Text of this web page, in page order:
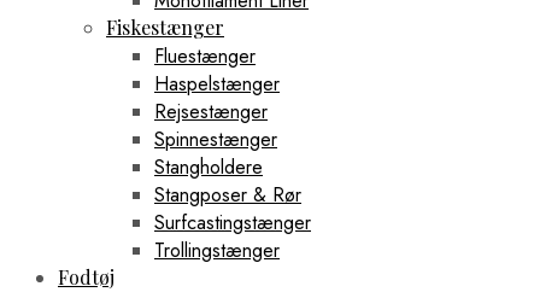
Fiskestænger
Fluestænger
Haspelstænger
Rejsestænger
Spinnestænger
Stangholdere
Stangposer & Rør
Surfcastingstænger
Trollingstænger
Fodtøj